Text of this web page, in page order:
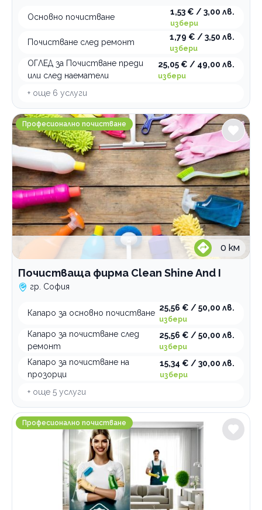
Основно почистване
1,53 € / 3,00 лв.
избери
Почистване след ремонт
1,79 € / 3,50 лв.
избери
ОГЛЕД за Почистване преди
или след наематели
25,05 € / 49,00 лв.
избери
+ още 6 услуги
Почистваща фирма Clean Shine And I
Професионално почистване
0 км
Почистваща фирма Clean Shine And I
гр. София
Капаро за основно почистване
25,56 € / 50,00 лв.
избери
Капаро за почистване след
ремонт
25,56 € / 50,00 лв.
избери
Капаро за почистване на
прозорци
15,34 € / 30,00 лв.
избери
+ още 5 услуги
Почистваща фирма Pure Space
Професионално почистване